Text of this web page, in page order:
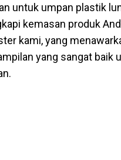
untuk umpan plastik
kemasan produk
kami, yang
yang sangat baik